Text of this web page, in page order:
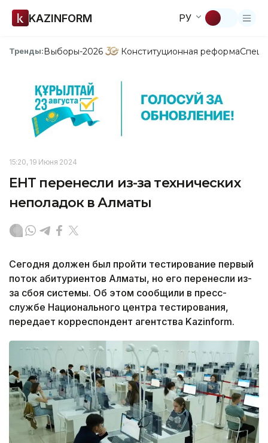
KAZINFORM РУ
Тренды:Выборы-2026 Конституционная реформа
15:20, 19 Июня 2024
ЕНТ перенесли из-за технических
неполадок в Алматы
Сегодня должен был пройти тестирование первый
поток абитуриентов Алматы, но его перенесли из-
за сбоя системы. Об этом сообщили в пресс-
службе Национального центра тестирования,
передает корреспондент агентства Kazinform.